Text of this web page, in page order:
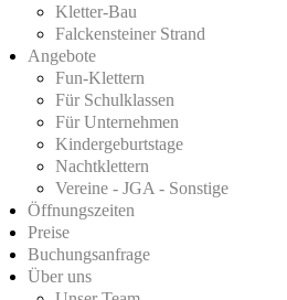
Kletter-Bau
Falckensteiner Strand
Angebote
Fun-Klettern
Für Schulklassen
Für Unternehmen
Kindergeburtstage
Nachtklettern
Vereine - JGA - Sonstige
Öffnungszeiten
Preise
Buchungsanfrage
Über uns